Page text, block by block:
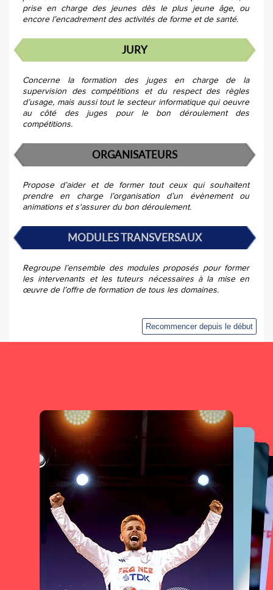
prise en charge des jeunes dès le plus jeune âge, ou
encore l’encadrement des activités de forme et de santé.
JURY
Concerne la formation des juges en charge de la
supervision des compétitions et du respect des règles
d’usage, mais aussi tout le secteur informatique qui oeuvre
au côté des juges pour le bon déroulement des
compétitions.
ORGANISATEURS
Propose d’aider et de former tout ceux qui souhaitent
prendre en charge l’organisation d’un évènement ou
animations et s'assurer du bon déroulement.
MODULES TRANSVERSAUX
Regroupe l’ensemble des modules proposés pour former
les intervenants et les tuteurs nécessaires à la mise en
œuvre de l’offre de formation de tous les domaines.